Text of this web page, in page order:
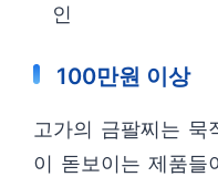
인
100만원 이상
고가의 금팔찌는 묵
이 돋보이는 제품들